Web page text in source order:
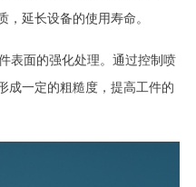
延长设备的使用寿命。
表面的强化处理。通过控制喷
成一定的粗糙度，提高工件的